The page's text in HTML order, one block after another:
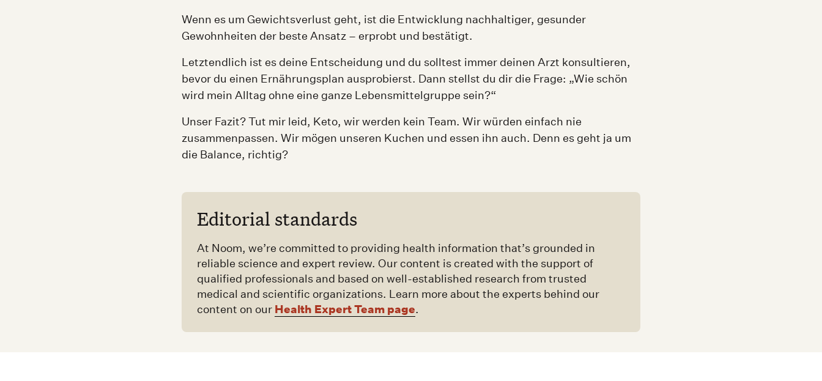
Wenn es um Gewichtsverlust geht, ist die Entwicklung nachhaltiger, gesunder
Gewohnheiten der beste Ansatz – erprobt und bestätigt.
Letztendlich ist es deine Entscheidung und du solltest immer deinen Arzt konsultieren,
bevor du einen Ernährungsplan ausprobierst. Dann stellst du dir die Frage: „Wie schön
wird mein Alltag ohne eine ganze Lebensmittelgruppe sein?“
Unser Fazit? Tut mir leid, Keto, wir werden kein Team. Wir würden einfach nie
zusammenpassen. Wir mögen unseren Kuchen und essen ihn auch. Denn es geht ja um
die Balance, richtig?
Editorial standards
At Noom, we’re committed to providing health information that’s grounded in
reliable science and expert review. Our content is created with the support of
qualified professionals and based on well-established research from trusted
medical and scientific organizations. Learn more about the experts behind our
content on our Health Expert Team page.